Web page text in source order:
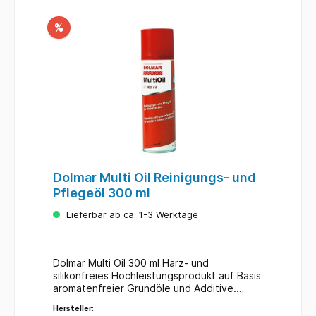
%
Dolmar Multi Oil Reinigungs- und
Pflegeöl 300 ml
Lieferbar ab ca. 1-3 Werktage
Dolmar Multi Oil 300 ml Harz- und
silikonfreies Hochleistungsprodukt auf Basis
aromatenfreier Grundöle und Additive.
Hersteller: